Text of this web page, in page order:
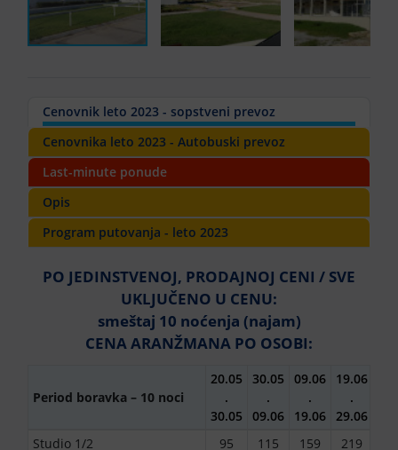
Opis
Cenovnik leto 2023 - sopstveni prevoz
Cenovnika leto 2023 - Autobuski prevoz
Program putovanja - leto 2023
Last-minute ponude
PO JEDINSTVENOJ, PRODAJNOJ CENI / SVE
UKLJUČENO U CENU:
smeštaj 10 noćenja (najam)
CENA ARANŽMANA PO OSOBI:
Period boravka – 10 noci
20.05
.
30.05
30.05
.
09.06
09.06
.
19.06
19.06
.
29.06
Studio 1/2
95 115 159 219